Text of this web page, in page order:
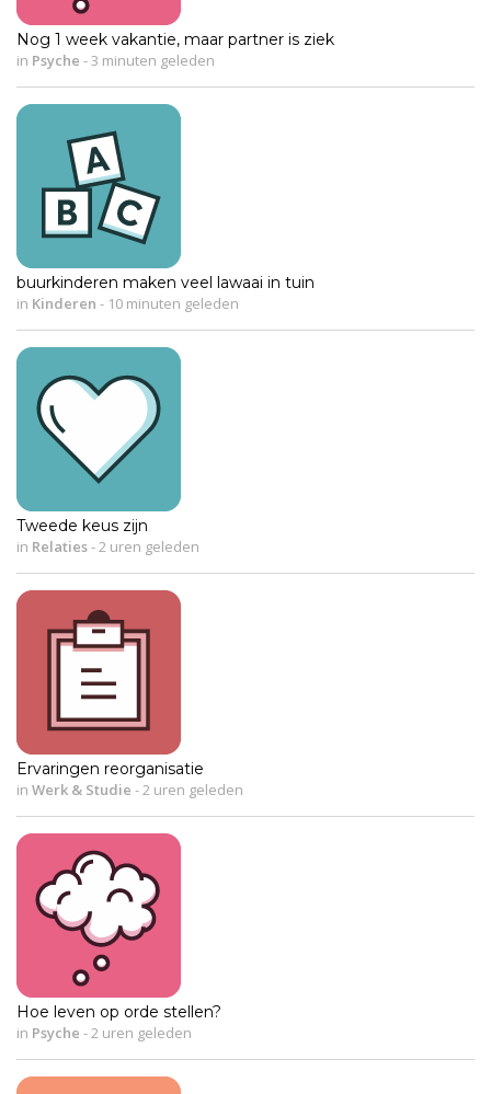
Nog 1 week vakantie, maar partner is ziek
in Psyche -3 minuten geleden
buurkinderen maken veel lawaai in tuin
in Kinderen - 10 minuten geleden
Tweede keus zijn
in Relaties-2 uren geleden
Ervaringen reorganisatie
in Werk & Studie -2 uren geleden
Hoe leven op orde stellen?
in Psyche -2 uren geleden